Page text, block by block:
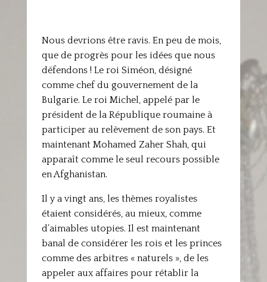
Nous devrions être ravis. En peu de mois,
que de progrès pour les idées que nous
défendons ! Le roi Siméon, désigné
comme chef du gouvernement de la
Bulgarie. Le roi Michel, appelé par le
président de la République roumaine à
participer au relèvement de son pays. Et
maintenant Mohamed Zaher Shah, qui
apparaît comme le seul recours possible
en Afghanistan.
Il y a vingt ans, les thèmes royalistes
étaient considérés, au mieux, comme
d’aimables utopies. Il est maintenant
banal de considérer les rois et les princes
comme des arbitres « naturels », de les
appeler aux affaires pour rétablir la